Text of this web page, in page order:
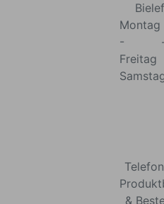
Montag
-
Freitag
&